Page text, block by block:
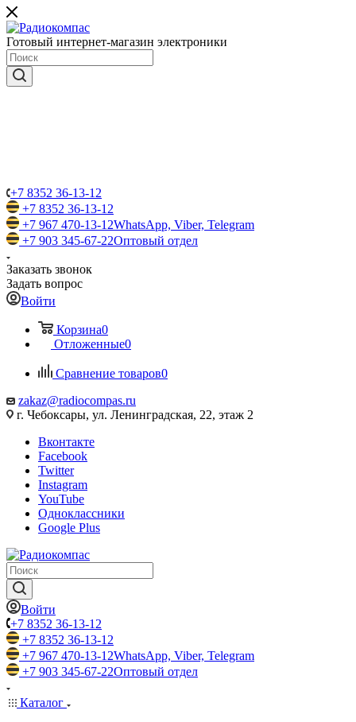
Готовый интернет-магазин электроники
+7 8352 36-13-12
+7 8352 36-13-12
+7 967 470-13-12WhatsApp, Viber, Telegram
+7 903 345-67-22Оптовый отдел
Заказать звонок
Задать вопрос
Войти
Корзина0
Отложенные0
Сравнение товаров0
zakaz@radiocompas.ru
г. Чебоксары, ул. Ленинградская, 22, этаж 2
Вконтакте
Facebook
Twitter
Instagram
YouTube
Одноклассники
Google Plus
Войти
+7 8352 36-13-12
+7 8352 36-13-12
+7 967 470-13-12WhatsApp, Viber, Telegram
+7 903 345-67-22Оптовый отдел
Каталог